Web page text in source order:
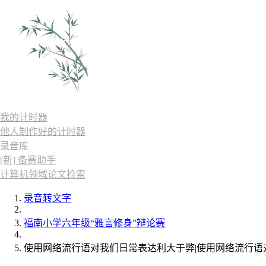
我的计时器
他人制作好的计时器
录音库
[新] 备赛助手
计算机领域论文检索
录音转文字
福南小学六年级“雅言修身”辩论赛
使用网络流行语对我们日常表达利大于弊|使用网络流行语